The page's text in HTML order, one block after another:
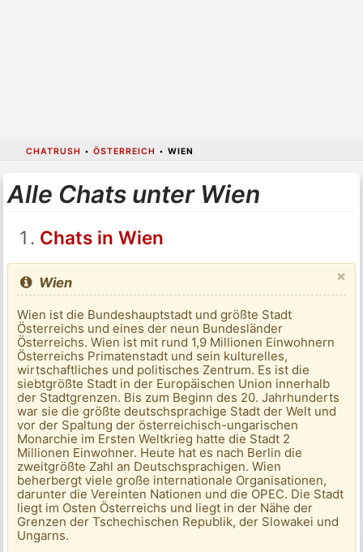
CHATRUSH • ÖSTERREICH • WIEN
Alle Chats unter Wien
Chats in Wien
×
Wien
Wien ist die Bundeshauptstadt und größte Stadt
Österreichs und eines der neun Bundesländer
Österreichs. Wien ist mit rund 1,9 Millionen Einwohnern
Österreichs Primatenstadt und sein kulturelles,
wirtschaftliches und politisches Zentrum. Es ist die
siebtgrößte Stadt in der Europäischen Union innerhalb
der Stadtgrenzen. Bis zum Beginn des 20. Jahrhunderts
war sie die größte deutschsprachige Stadt der Welt und
vor der Spaltung der österreichisch-ungarischen
Monarchie im Ersten Weltkrieg hatte die Stadt 2
Millionen Einwohner. Heute hat es nach Berlin die
zweitgrößte Zahl an Deutschsprachigen. Wien
beherbergt viele große internationale Organisationen,
darunter die Vereinten Nationen und die OPEC. Die Stadt
liegt im Osten Österreichs und liegt in der Nähe der
Grenzen der Tschechischen Republik, der Slowakei und
Ungarns.